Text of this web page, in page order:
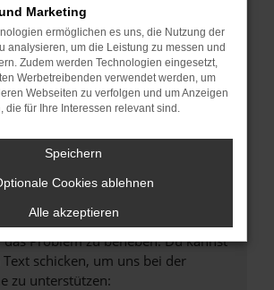
beheben.
dass dein Browser und dein
auf dem neuesten Stand
birgt nicht nur ein
sondern kann auch dazu
bestimmte Funktionen nicht mehr
werden.
an den Webseitenbetreiber.
uns bitte. Wir werden
Problem zu beheben. Du kannst
Text schicken, um uns bei der
zu unterstützen:
Marketing
ermöglichen es uns, die Nutzung der
analysieren, um die Leistung zu messen und
Zudem werden Technologien eingesetzt,
Werbetreibenden verwendet werden, um
Webseiten zu verfolgen und um Anzeigen
die für Ihre Interessen relevant sind.
Speichern
Cookies ablehnen
Alle akzeptieren